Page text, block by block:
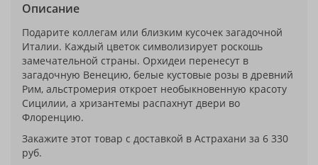
Описание
Подарите коллегам или близким кусочек загадочной
Италии. Каждый цветок символизирует роскошь
замечательной страны. Орхидеи перенесут в
загадочную Венецию, белые кустовые розы в древний
Рим, альстромерия откроет необыкновенную красоту
Сицилии, а хризантемы распахнут двери во
Флоренцию.
Закажите этот товар с доставкой в Астрахани за 6 330
руб.